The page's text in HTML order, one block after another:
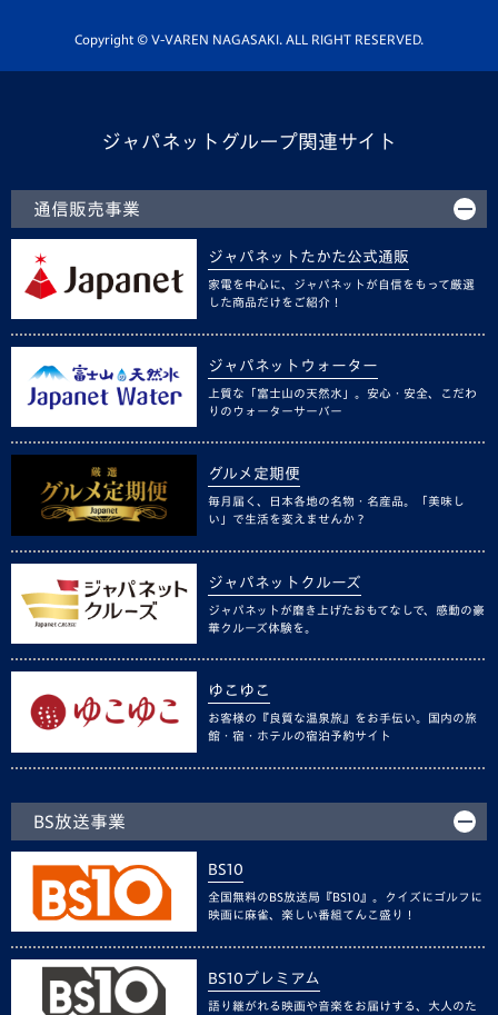
ホームタウン活動
Copyright © V-VAREN NAGASAKI. ALL RIGHT RESERVED.
ジャパネットグループ関連サイト
通信販売事業
ジャパネットたかた公式通販
家電を中心に、ジャパネットが自信をもって厳選
した商品だけをご紹介！
ジャパネットウォーター
上質な「富士山の天然水」。安心・安全、こだわ
りのウォーターサーバー
グルメ定期便
毎月届く、日本各地の名物・名産品。「美味し
い」で生活を変えませんか？
ジャパネットクルーズ
ジャパネットが磨き上げたおもてなしで、感動の豪
華クルーズ体験を。
ゆこゆこ
お客様の『良質な温泉旅』をお手伝い。国内の旅
館・宿・ホテルの宿泊予約サイト
BS放送事業
BS10
全国無料のBS放送局『BS10』。クイズにゴルフに
映画に麻雀、楽しい番組てんこ盛り！
BS10プレミアム
語り継がれる映画や音楽をお届けする、大人のた